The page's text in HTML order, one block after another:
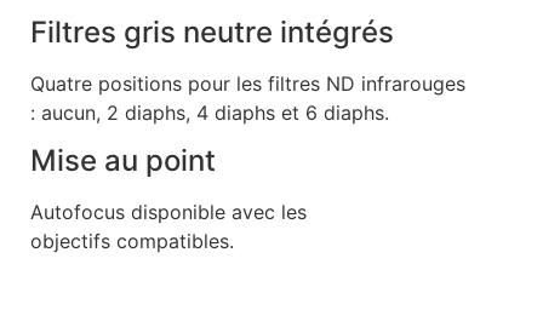
Filtres gris neutre intégrés
Quatre positions pour les filtres ND infrarouges
: aucun, 2 diaphs, 4 diaphs et 6 diaphs.
Mise au point
Autofocus disponible avec les
objectifs compatibles.